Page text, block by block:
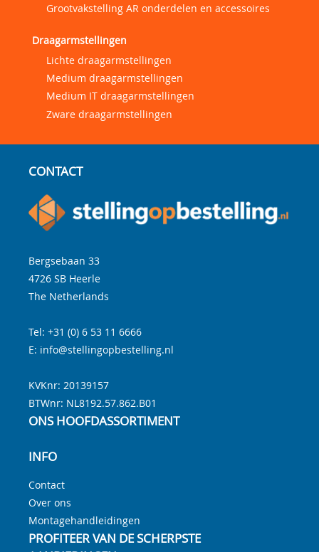
Grootvakstelling AR onderdelen en accessoires
Draagarmstellingen
Lichte draagarmstellingen
Medium draagarmstellingen
Medium IT draagarmstellingen
Zware draagarmstellingen
CONTACT
Bergsebaan 33
4726 SB Heerle
The Netherlands
Tel: +31 (0) 6 53 11 6666
E: info@stellingopbestelling.nl
KVKnr: 20139157
BTWnr: NL8192.57.862.B01
ONS HOOFDASSORTIMENT
INFO
Contact
Over ons
Montagehandleidingen
PROFITEER VAN DE SCHERPSTE